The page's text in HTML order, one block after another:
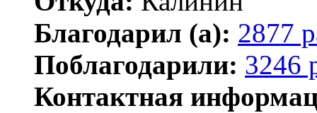
Благодарил (а): 2877
Поблагодарили: 3246
Контактная